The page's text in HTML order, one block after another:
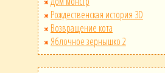
Рождественская история 3D
Возвращение кота
Яблочное зернышко 2